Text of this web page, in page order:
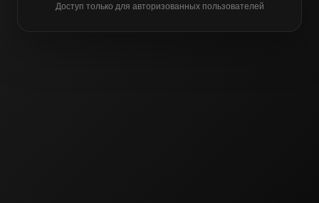
Доступ только для авторизованных пользователей